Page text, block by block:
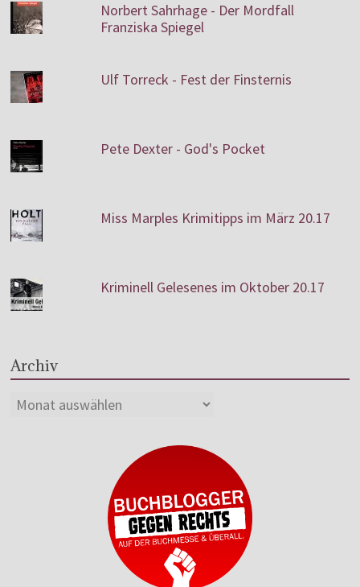
Norbert Sahrhage - Der Mordfall
Franziska Spiegel
Ulf Torreck - Fest der Finsternis
Pete Dexter - God's Pocket
Miss Marples Krimitipps im März 20.17
Kriminell Gelesenes im Oktober 20.17
Archiv